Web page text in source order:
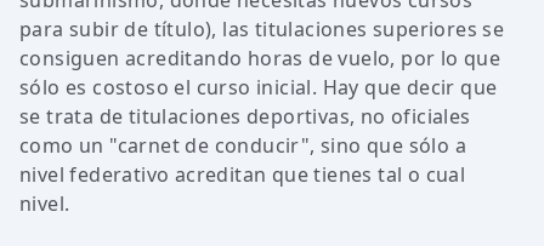
para subir de título), las titulaciones superiores se
consiguen acreditando horas de vuelo, por lo que
sólo es costoso el curso inicial. Hay que decir que
se trata de titulaciones deportivas, no oficiales
como un "carnet de conducir", sino que sólo a
nivel federativo acreditan que tienes tal o cual
nivel.